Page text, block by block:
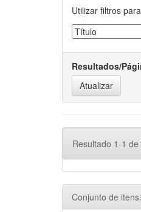
Utilizar filtros
Resultados/
Resultado 1-1 de
Conjunto de itens: